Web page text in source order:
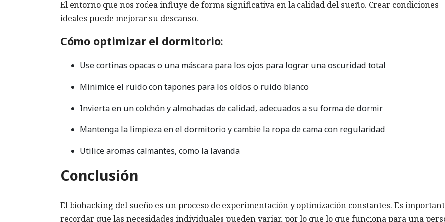
El entorno que nos rodea influye de forma significativa en la calidad del sueño. Crear condiciones
ideales puede mejorar su descanso.
Cómo optimizar el dormitorio:
Use cortinas opacas o una máscara para los ojos para lograr una oscuridad total
Minimice el ruido con tapones para los oídos o ruido blanco
Invierta en un colchón y almohadas de calidad, adecuados a su forma de dormir
Mantenga la limpieza en el dormitorio y cambie la ropa de cama con regularidad
Utilice aromas calmantes, como la lavanda
Conclusión
El biohacking del sueño es un proceso de experimentación y optimización constantes. Es
recordar que las necesidades individuales pueden variar, por lo que lo que funciona para una